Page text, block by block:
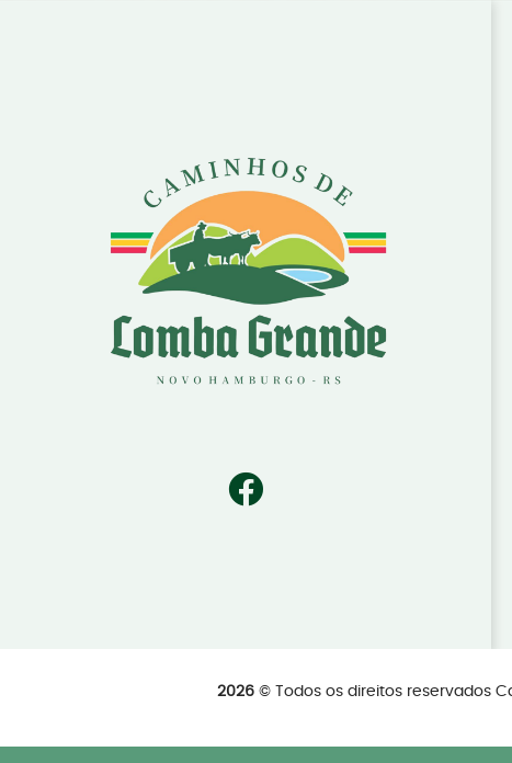
2026 © Todos os direitos reservados